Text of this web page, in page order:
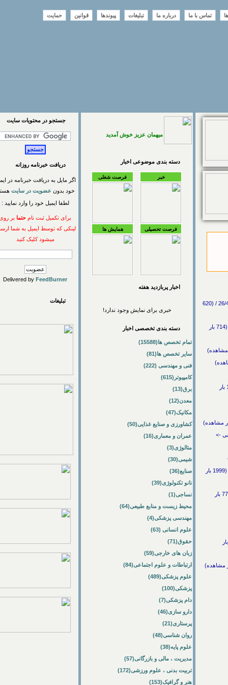
تماس با ما درباره ما تبلیغات پیوندها قوانین حمایت
برنامه‌های درسی معماری و شهرسازی در تمام مقاطع اصلاح می‌شود / فنی و مهندسی -> عمران و معماری / 26/4/1393 / (620
اعلام آخرین مهلت ثبت نام در دوره‌ آمادگی آزمون نظام مهندسی ساختمان / فنی و مهندسی -> عمران و معماری / / (714 بار
نتایج آزمون های حرفه ای مهندسان و کاردان های فنی ساختمان / فنی و مهندسی -> عمران و معماری / 23/2/1388 / (1999 بار
مهندسی -> عمران و معماری / 21/2/1388 / (777 بار
میهمان عزیز خوش آمدید
دسته بندی موضوعی اخبار
فرصت شغلی
فرصت تحصیلی همایش ها
اخبار پربازديد هفته
خبری برای نمایش وجود ندارد!
دسته بندی تخصصی اخبار
تمام تخصص ها(15588)
سایر تخصص ها(81)
فنی و مهندسی (222)
کامپیوتر(615)
برق(13)
معدن(12)
مکانیک(47)
کشاورزی و صنایع غذایی(50)
عمران و معماری(16)
متالوژی(3)
شیمی(30)
صنایع(36)
نانو تکنولوژی(39)
نساجی(1)
محیط زیست و منابع طبیعی(64)
مهندسی پزشکی(4)
علوم انسانی (63)
حقوق(71)
زبان های خارجی(59)
ارتباطات و علوم اجتماعی(84)
علوم پزشکی(489)
پزشکی(100)
دام پزشکی(7)
دارو سازی(46)
پرستاری(21)
روان شناسی(48)
علوم پایه(38)
مدیریت ، مالی و بازرگانی(57)
تربیت بدنی ، علوم ورزشی(172)
هنر و گرافیک(153)
جستجو در محتويات سايت
دریافت خبرنامه روزانه
اگر مایل به دریافت خبرنامه در ایمیل
خود بدونعضویت در سایتهستید
لطفا ایمیل خود را وارد نمایید :
برای تکمیل ثبت نام حتمابر روی
لینکی که توسط ایمیل به شما ارسال
میشود کلیک کنید
Delivered byFeedBurner
تبلیغات